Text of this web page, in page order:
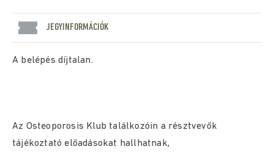
JEGYINFORMÁCIÓK
A belépés díjtalan.
Az Osteoporosis Klub találkozóin a résztvevők
tájékoztató előadásokat hallhatnak,